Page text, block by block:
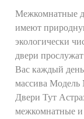
Межкомнатные
имеют
экологически
двери
Вас каждый
массива
Двери Тут
межкомнатные